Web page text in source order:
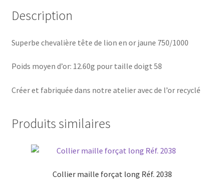
Description
Superbe chevalière tête de lion en or jaune 750/1000
Poids moyen d’or: 12.60g pour taille doigt 58
Créer et fabriquée dans notre atelier avec de l’or recyclé
Produits similaires
Collier maille forçat long Réf. 2038